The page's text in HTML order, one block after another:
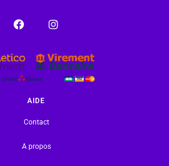
AIDE
Contact
A propos